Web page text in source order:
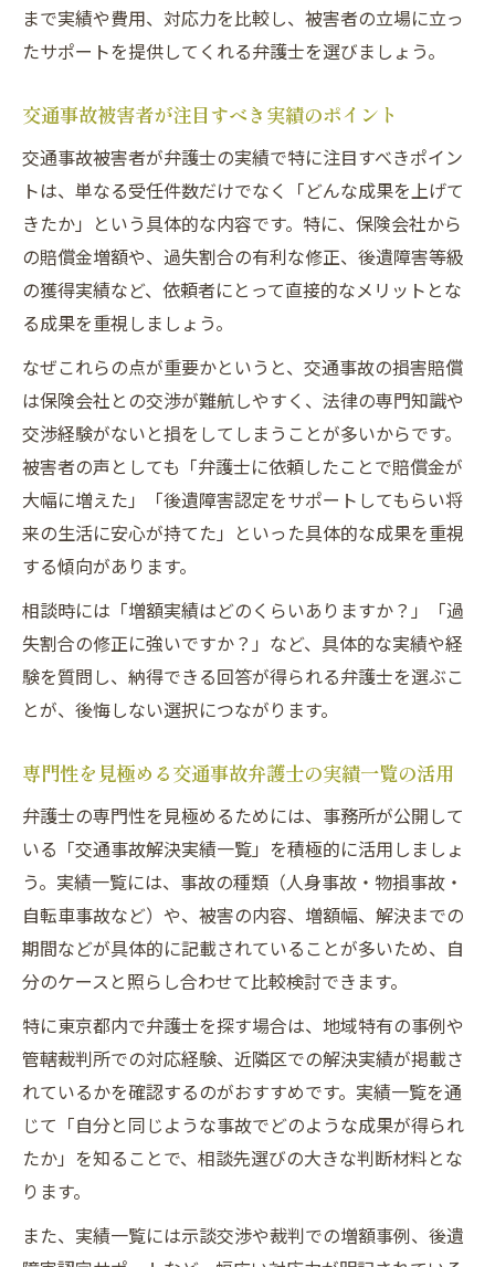
まで実績や費用、対応力を比較し、被害者の立場に立っ
たサポートを提供してくれる弁護士を選びましょう。
交通事故被害者が注目すべき実績のポイント
交通事故被害者が弁護士の実績で特に注目すべきポイン
トは、単なる受任件数だけでなく「どんな成果を上げて
きたか」という具体的な内容です。特に、保険会社から
の賠償金増額や、過失割合の有利な修正、後遺障害等級
の獲得実績など、依頼者にとって直接的なメリットとな
る成果を重視しましょう。
なぜこれらの点が重要かというと、交通事故の損害賠償
は保険会社との交渉が難航しやすく、法律の専門知識や
交渉経験がないと損をしてしまうことが多いからです。
被害者の声としても「弁護士に依頼したことで賠償金が
大幅に増えた」「後遺障害認定をサポートしてもらい将
来の生活に安心が持てた」といった具体的な成果を重視
する傾向があります。
相談時には「増額実績はどのくらいありますか？」「過
失割合の修正に強いですか？」など、具体的な実績や経
験を質問し、納得できる回答が得られる弁護士を選ぶこ
とが、後悔しない選択につながります。
専門性を見極める交通事故弁護士の実績一覧の活用
弁護士の専門性を見極めるためには、事務所が公開して
いる「交通事故解決実績一覧」を積極的に活用しましょ
う。実績一覧には、事故の種類（人身事故・物損事故・
自転車事故など）や、被害の内容、増額幅、解決までの
期間などが具体的に記載されていることが多いため、自
分のケースと照らし合わせて比較検討できます。
特に東京都内で弁護士を探す場合は、地域特有の事例や
管轄裁判所での対応経験、近隣区での解決実績が掲載さ
れているかを確認するのがおすすめです。実績一覧を通
じて「自分と同じような事故でどのような成果が得られ
たか」を知ることで、相談先選びの大きな判断材料とな
ります。
また、実績一覧には示談交渉や裁判での増額事例、後遺